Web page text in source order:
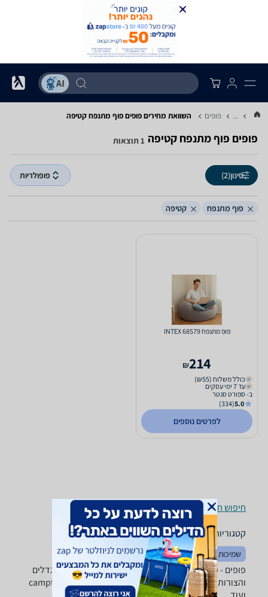
... פופים השוואת מחירים פופים ‏פוף מתנפח ‏קטיפה
פופים ‏פוף מתנפח ‏קטיפה 1 תוצאות
סינון(2) פופולריות
פוף מתנפח קטיפה
פופ מתנפח INTEX 68579
214
₪
כולל משלוח (₪55)
עד 7 ימי עסקים
ב- ספורט סנטר
5.0
(334)
לפרטים נוספים
חיפוש חנויות פופים לפי עיר
קטגוריות משלימות
שמיכות וכריות שטיחים
פופים - ‏פוף מתנפח ‏קטיפה מבחר ענק של פופים בכל הגדלים
והצורות של טובי היצרנים: camptown ,Intex, GreenBanana